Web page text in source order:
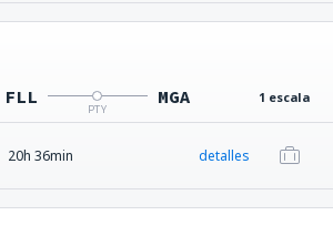
FLL
PTY
MGA 1 escala
20h 36min detalles